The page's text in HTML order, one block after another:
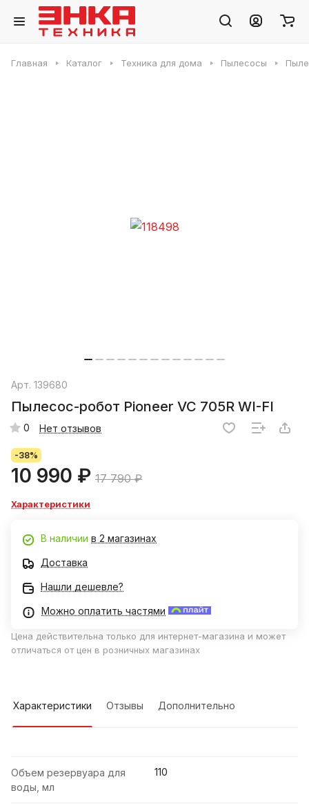
Главная Каталог Техника для дома Пылесосы
Арт. 139680
Пылесос-робот Pioneer VC 705R WI-FI
0 Нет отзывов
-38%
10 990 ₽ 17 790 ₽
Характеристики
В наличии в 2 магазинах
Доставка
Нашли дешевле?
Можно оплатить частями
Цена действительна только для интернет-магазина и может
отличаться от цен в розничных магазинах
Характеристики Отзывы Дополнительно
Объем резервуара для
воды, мл
110